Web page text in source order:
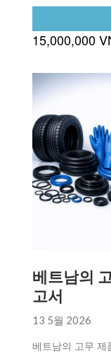
15,000,000
베트남의
고서
13 5월 2026
베트남의 고무 제